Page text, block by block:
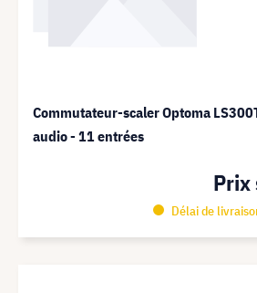
Commutateur-scaler Optoma
audio - 11 entrées
Prix
Délai de